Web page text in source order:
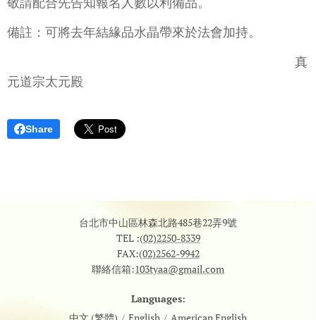
備註：可將去年結緣品水晶帶來於法會加持。
真
元道宗太元殿
Share
台北市中山區林森北路485巷22弄9號
TEL :(02)2250-8339
FAX:(02)2562-9942
聯絡信箱:103tyaa@gmail.com
Languages